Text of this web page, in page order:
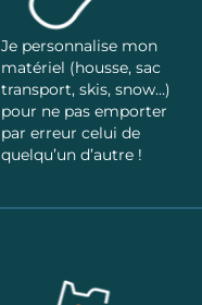
Je personnalise mon
matériel (housse, sac
transport, skis, snow…)
pour ne pas emporter
par erreur celui de
quelqu’un d’autre !